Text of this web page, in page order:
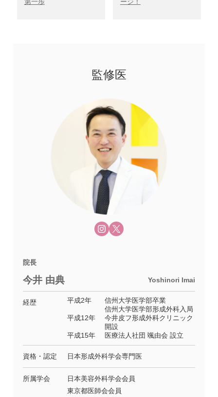
監修医
院長
今井 由典 Yoshinori Imai
経歴 平成2年
信州大学医学部卒業
信州大学医学部形成外科入局
平成12年
今井皮フ形成外科クリニック
開設
平成15年
医療法人社団 颯由会 設立
資格・認定 日本形成外科学会専門医
所属学会
日本美容外科学会会員
東京都医師会会員